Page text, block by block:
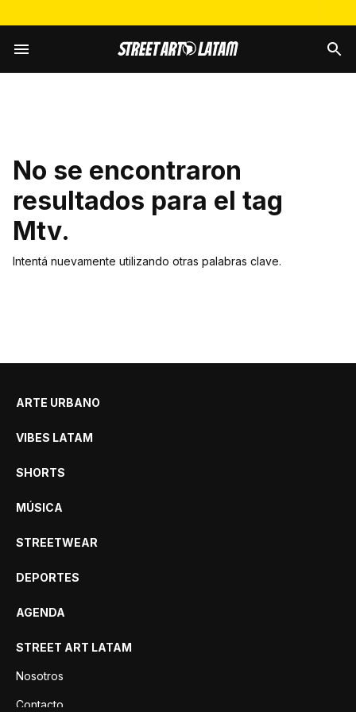
No se encontraron
resultados para el tag
Mtv.
Intentá nuevamente utilizando otras palabras clave.
ARTE URBANO
VIBES LATAM
SHORTS
MÚSICA
STREETWEAR
DEPORTES
AGENDA
STREET ART LATAM
Nosotros
Contacto